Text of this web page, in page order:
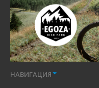
НАВИГАЦИЯ